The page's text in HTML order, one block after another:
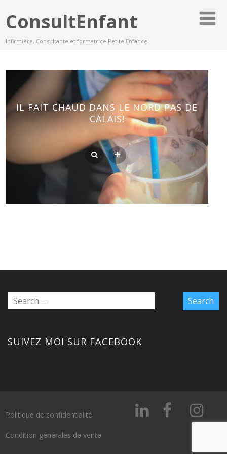
ConsultEnfant
Infirmière, Consultante et formatrice Petite Enfance
IL FAIT CHAUD DANS LE NORD PAS DE
CALAIS!
SUIVEZ MOI SUR FACEBOOK
Politique de confidentialité
Condition générales de vente